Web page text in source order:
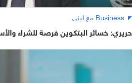
Business مع لبنى
حريري: خسائر البتكوين فرصة للشراء